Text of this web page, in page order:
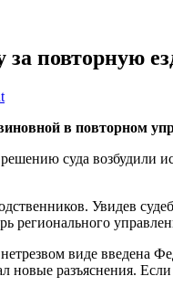
повторную
в повторном
суда
Увидев
регионального
виде введена
разъяснения.